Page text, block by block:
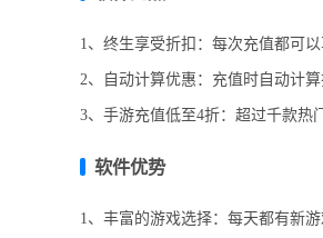
1、终生享受折扣：每次充值都可
2、自动计算优惠：充值时自动计
3、手游充值低至4折：超过千款热
软件优势
1、丰富的游戏选择：每天都有新